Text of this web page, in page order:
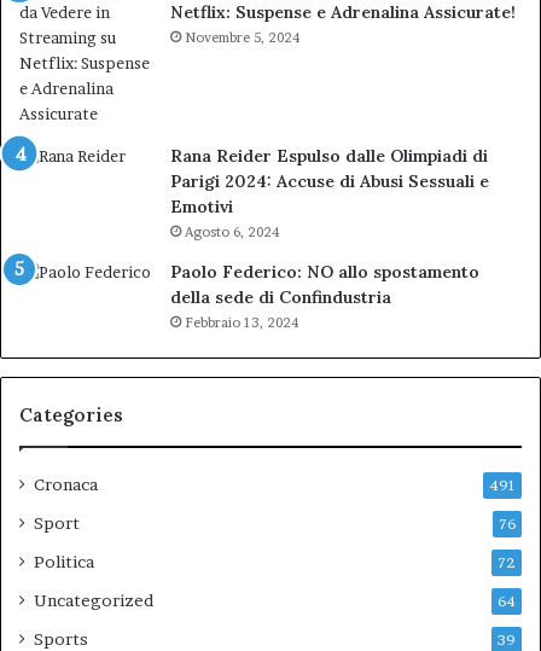
Netflix: Suspense e Adrenalina Assicurate!
Novembre 5, 2024
Rana Reider Espulso dalle Olimpiadi di
Parigi 2024: Accuse di Abusi Sessuali e
Emotivi
Agosto 6, 2024
Paolo Federico: NO allo spostamento
della sede di Confindustria
Febbraio 13, 2024
Categories
Cronaca 491
Sport 76
Politica 72
Uncategorized 64
Sports 39